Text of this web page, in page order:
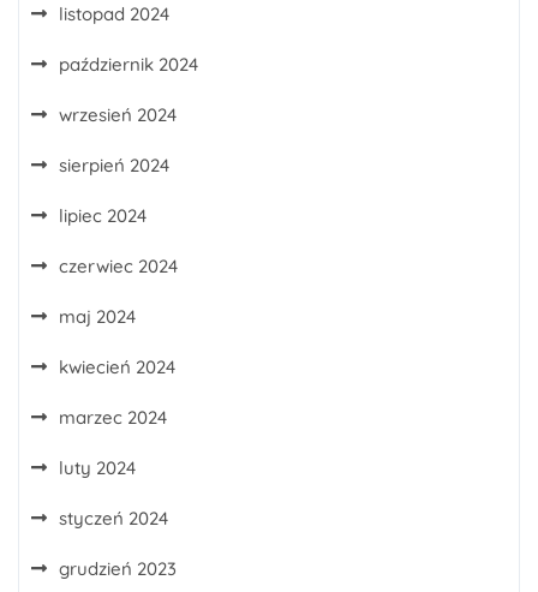
listopad 2024
październik 2024
wrzesień 2024
sierpień 2024
lipiec 2024
czerwiec 2024
maj 2024
kwiecień 2024
marzec 2024
luty 2024
styczeń 2024
grudzień 2023